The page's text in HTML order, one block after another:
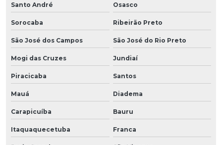
Santo André Osasco
Sorocaba Ribeirão Preto
São José dos Campos São José do Rio Preto
Mogi das Cruzes Jundiaí
Piracicaba Santos
Mauá Diadema
Carapicuíba Bauru
Itaquaquecetuba Franca